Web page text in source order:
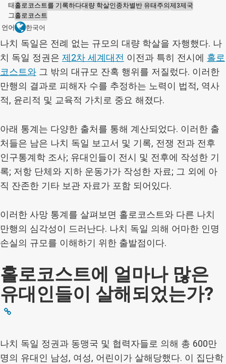
태
그
홀로코스트를 기록하다대량 학살인종차별 반 유태주의제3제국
홀로코스트
언어
한국어
나치 독일은 전례 없는 규모의 대량 학살을 자행했다. 나
치 독일 정권은 제2차 세계대전 이전과 특히 전시에 홀로
코스트와 그 밖의 대규모 잔혹 행위를 저질렀다. 이러한
만행의 결과로 피해자 수를 추정하는 노력이 법적, 역사
적, 윤리적 및 교육적 가치로 중요 해졌다.
아래 통계는 다양한 출처를 통해 계산되었다. 이러한 출
처들은 남은 나치 독일 보고서 및 기록, 전쟁 전과 전후
인구통계학 조사; 유대인들이 전시 및 전후에 작성한 기
록; 저항 단체와 지하 운동가가 작성한 자료; 그 외에 아
직 잔존한 기타 보관 자료가 포함 되어있다.
이러한 사망 통계를 살펴보면 홀로코스트와 다른 나치
만행의 심각성이 드러난다. 나치 독일 의해 어마한 인명
손실의 규모를 이해하기 위한 출발점이다.
홀로코스트에 얼마나 많은
유대인들이 살해되었는가?
나치 독일 정권과 동맹국 및 협력자들로 의해 총 600만
명의 유대인 남성, 여성, 어린이가 살해당했다. 이 집단학